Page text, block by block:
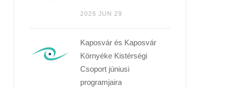
2026 JUN 29
Kaposvár és Kaposvár
Környéke Kistérségi
Csoport júniusi
programjaira